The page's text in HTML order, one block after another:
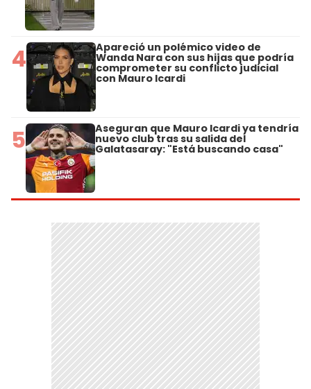
4 Apareció un polémico video de
Wanda Nara con sus hijas que podría
comprometer su conflicto judicial
con Mauro Icardi
5 Aseguran que Mauro Icardi ya tendría
nuevo club tras su salida del
Galatasaray: "Está buscando casa"